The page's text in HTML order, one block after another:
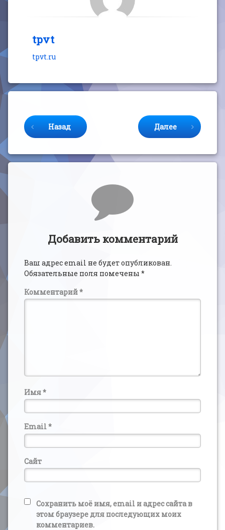
tpvt
tpvt.ru
Назад Далее
Комментарии
Добавить комментарий
Ваш адрес email не будет опубликован.
Обязательные поля помечены *
Комментарий*
Имя*
Email*
Сайт
Сохранить моё имя, email и адрес сайта в
этом браузере для последующих моих
комментариев.